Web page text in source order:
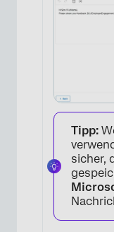
Tipp:
sicher,